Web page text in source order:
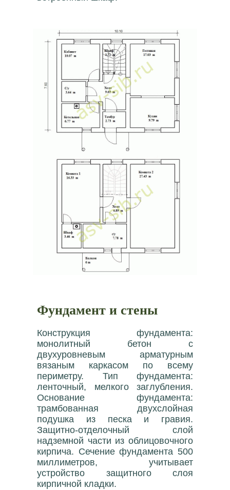
Фундамент и стены
Конструкция фундамента:
монолитный бетон с
двухуровневым арматурным
вязаным каркасом по всему
периметру. Тип фундамента:
ленточный, мелкого заглубления.
Основание фундамента:
трамбованная двухслойная
подушка из песка и гравия.
Защитно-отделочный слой
надземной части из облицовочного
кирпича. Сечение фундамента 500
миллиметров, учитывает
устройство защитного слоя
кирпичной кладки.